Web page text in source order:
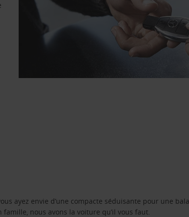
ayez envie d’une compacte séduisante pour une
nous avons la voiture qu’il vous faut.